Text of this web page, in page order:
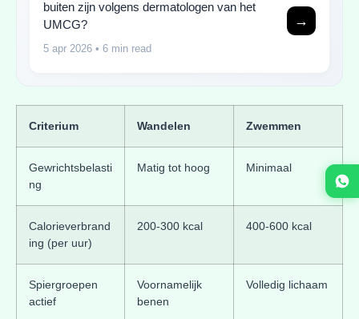
buiten zijn volgens dermatologen van het
UMCG?
5 apr 2026 • 6 min read
→
Criterium Wandelen Zwemmen
Gewrichtsbelasti
ng
Matig tot hoog Minimaal
Calorieverbrand
ing (per uur)
200-300 kcal 400-600 kcal
Spiergroepen
actief
Voornamelijk
benen
Volledig lichaam